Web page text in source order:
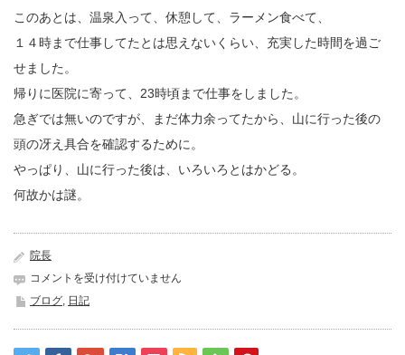
このあとは、温泉入って、休憩して、ラーメン食べて、
１４時まで仕事してたとは思えないくらい、充実した時間を過ご
せました。
帰りに医院に寄って、23時頃まで仕事をしました。
急ぎでは無いのですが、まだ体力余ってたから、山に行った後の
頭の冴え具合を確認するために。
やっぱり、山に行った後は、いろいろとはかどる。
何故かは謎。
院長
夕
方
イ
キ
コメントを受け付けていません
ブログ 日記